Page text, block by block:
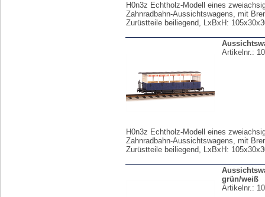
H0n3z Echtholz-Modell eines
Zahnradbahn-Aussichtswagens, mit
Zurüstteile beiliegend, LxBxH:
Artikelnr.:
H0n3z Echtholz-Modell eines
Zahnradbahn-Aussichtswagens, mit
Zurüstteile beiliegend, LxBxH:
grün/weiß
Artikelnr.: